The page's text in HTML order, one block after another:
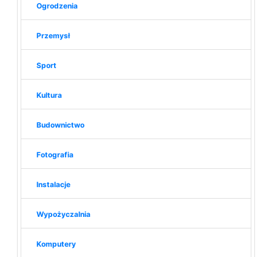
Ogrodzenia
Przemysł
Sport
Kultura
Budownictwo
Fotografia
Instalacje
Wypożyczalnia
Komputery